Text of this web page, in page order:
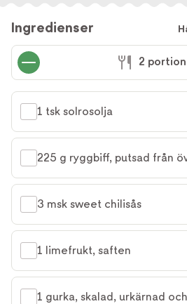
Ingredienser
2
1 tsk solrosolja
225 g ryggbiff, putsad från
3 msk sweet chilisås
1 limefrukt, saften
1 gurka, skalad, urkärnad